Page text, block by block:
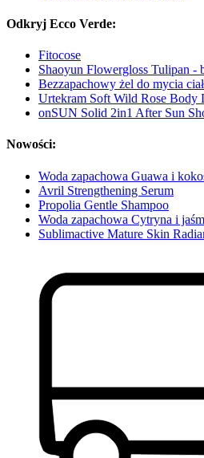
Odkryj Ecco Verde:
Fitocose
Shaoyun Flowergloss Tulipan -
Bezzapachowy żel do mycia
Urtekram Soft Wild Rose Body
onSUN Solid 2in1 After Sun
Nowości:
Woda zapachowa Guawa i
Avril Strengthening Serum
Propolia Gentle Shampoo
Woda zapachowa Cytryna i
Sublimactive Mature Skin